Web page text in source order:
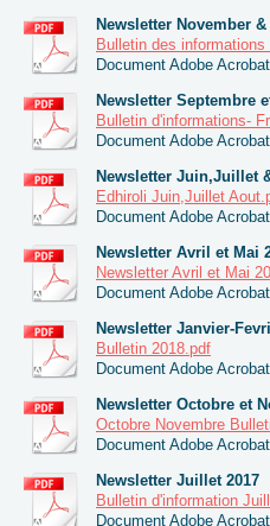
Newsletter November
Bulletin des
Document Adobe
Newsletter Septembre
Bulletin d'informations-
Document Adobe
Newsletter Juin,Juillet
Edhiroli Juin,Juillet
Document Adobe
Newsletter Avril et Mai
Newsletter Avril et Mai
Document Adobe
Newsletter Janvier-
Bulletin 2018.pdf
Document Adobe
Newsletter Octobre et
Octobre Novembre
Document Adobe
Newsletter Juillet 2017
Bulletin d'information
Document Adobe